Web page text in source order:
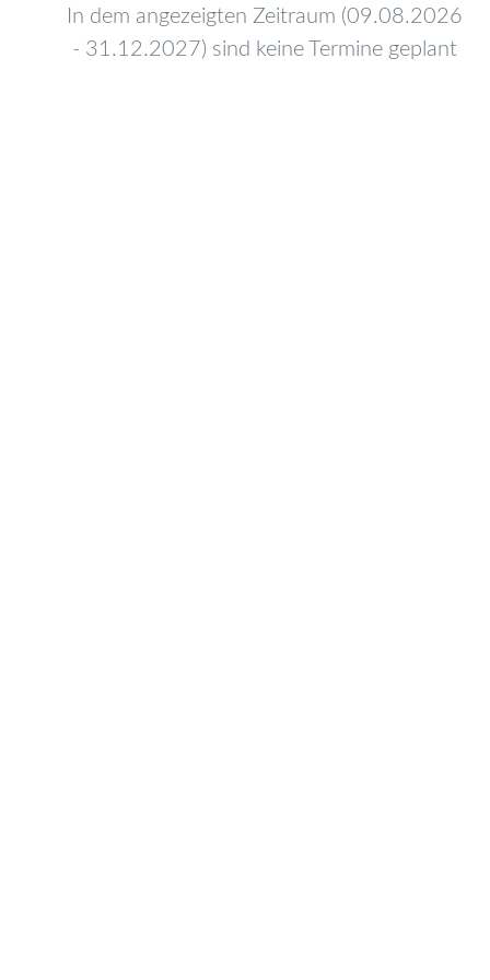
In dem angezeigten Zeitraum (09.08.2026
- 31.12.2027) sind keine Termine geplant